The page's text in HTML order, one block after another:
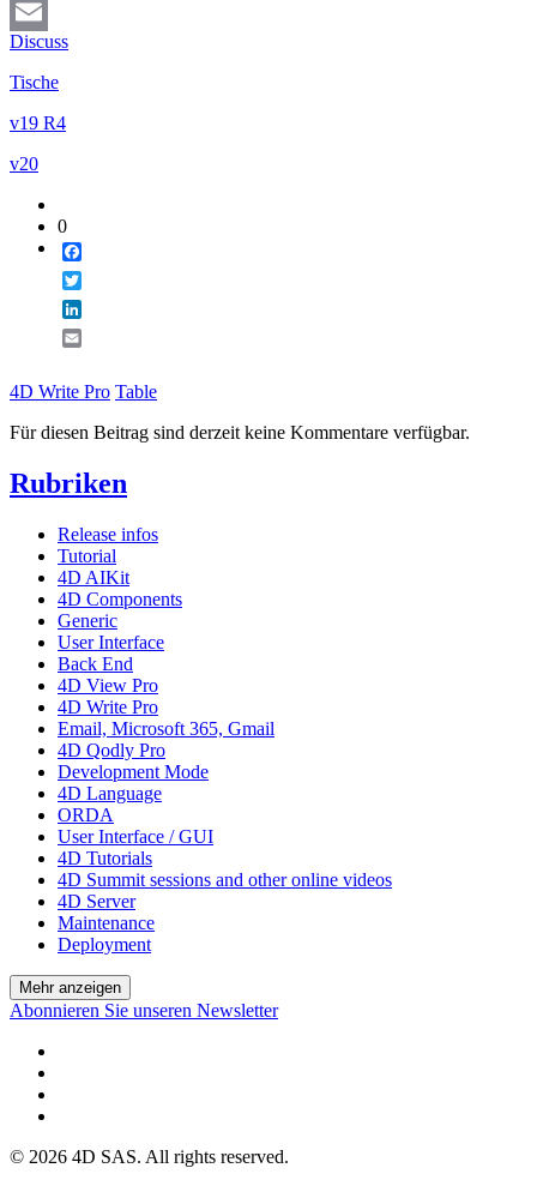
LinkedIn
Email
Discuss
Tische
v19 R4
v20
0
4D Write Pro Table
Für diesen Beitrag sind derzeit keine Kommentare verfügbar.
Rubriken
Release infos
Tutorial
4D AIKit
4D Components
Generic
User Interface
Back End
4D View Pro
4D Write Pro
Email, Microsoft 365, Gmail
4D Qodly Pro
Development Mode
4D Language
ORDA
User Interface / GUI
4D Tutorials
4D Summit sessions and other online videos
4D Server
Maintenance
Deployment
Mehr anzeigen
Abonnieren Sie unseren Newsletter
© 2026 4D SAS. All rights reserved.